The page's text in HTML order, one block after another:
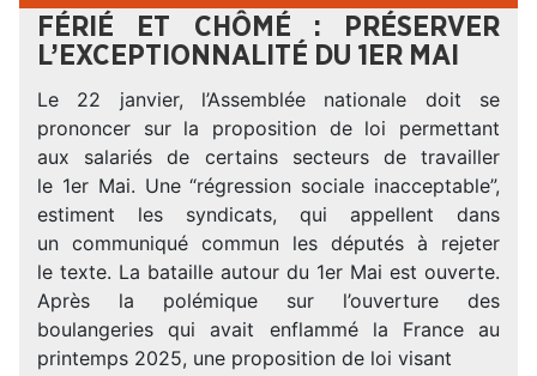
FÉRIÉ ET CHÔMÉ : PRÉSERVER
L’EXCEPTIONNALITÉ DU 1ER MAI
Le 22 janvier, l’Assemblée nationale doit se
prononcer sur la proposition de loi permettant
aux salariés de certains secteurs de travailler
le 1er Mai. Une “régression sociale inacceptable”,
estiment les syndicats, qui appellent dans
un communiqué commun les députés à rejeter
le texte. La bataille autour du 1er Mai est ouverte.
Après la polémique sur l’ouverture des
boulangeries qui avait enflammé la France au
printemps 2025, une proposition de loi visant